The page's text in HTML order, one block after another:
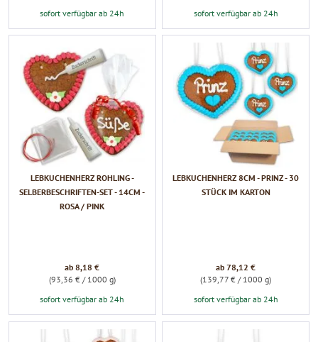
sofort verfügbar ab 24h sofort verfügbar ab 24h
LEBKUCHENHERZ ROHLING -
SELBERBESCHRIFTEN-SET - 14CM -
ROSA / PINK
ab 8,18 €
(93,36 € / 1000 g)
sofort verfügbar ab 24h
LEBKUCHENHERZ 8CM - PRINZ - 30
STÜCK IM KARTON
ab 78,12 €
(139,77 € / 1000 g)
sofort verfügbar ab 24h